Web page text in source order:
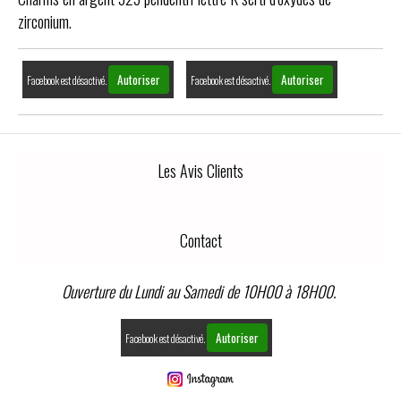
zirconium.
Facebook est désactivé. Autoriser Facebook est désactivé. Autoriser
Les Avis Clients
Contact
Ouverture du Lundi au Samedi de 10H00 à 18H00.
Facebook est désactivé. Autoriser